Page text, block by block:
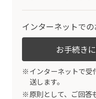
インターネットで
お手続き
インターネットで受
送します。
原則として、ご回答